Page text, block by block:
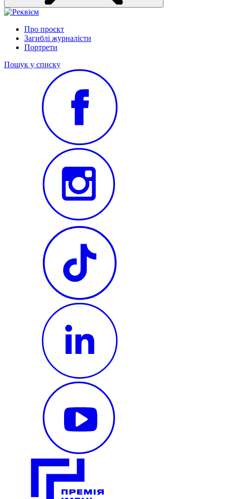
Про проєкт
Загиблі журналісти
Портрети
Пошук у списку